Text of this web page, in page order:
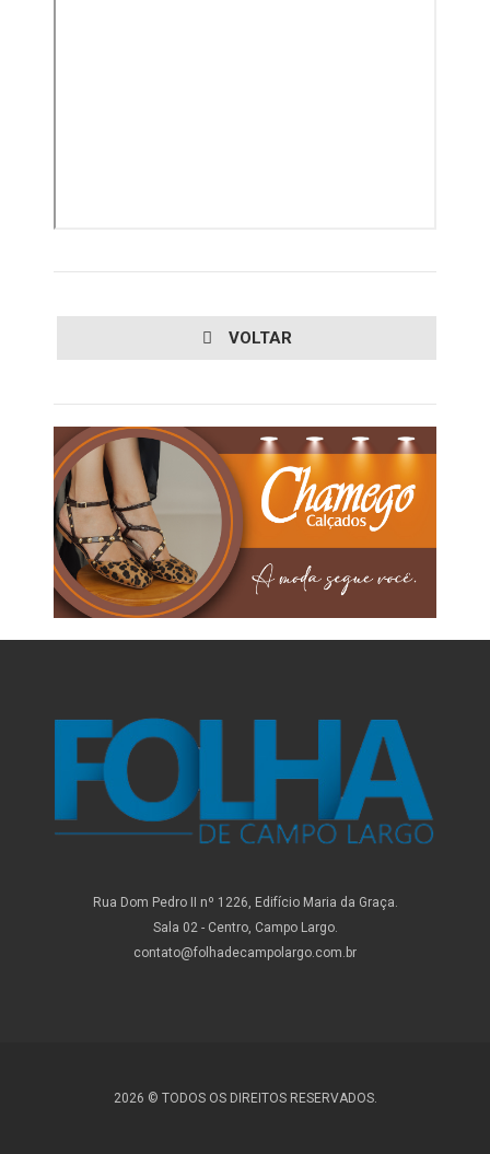
VOLTAR
Rua Dom Pedro II nº 1226, Edifício Maria da Graça.
Sala 02 - Centro, Campo Largo.
contato@folhadecampolargo.com.br
2026 © TODOS OS DIREITOS RESERVADOS.